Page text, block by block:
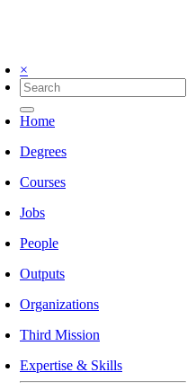
×
Home
Degrees
Courses
Jobs
People
Outputs
Organizations
Third Mission
Expertise & Skills